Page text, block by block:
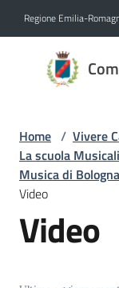
Regione Emilia-
Comune
di
AL MERITO
CIVILE
Amministrazione
Home / Vivere
La scuola
Musica di Bologna
Video
Video